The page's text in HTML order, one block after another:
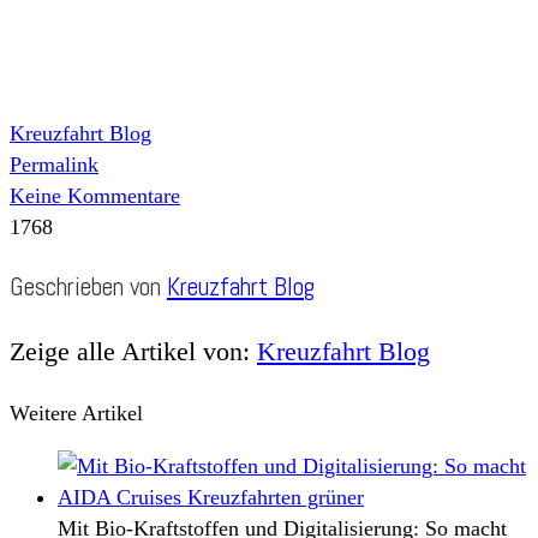
Kreuzfahrt Blog
Permalink
Keine Kommentare
1768
Geschrieben von Kreuzfahrt Blog
Zeige alle Artikel von: Kreuzfahrt Blog
Weitere Artikel
Mit Bio-Kraftstoffen und Digitalisierung: So macht